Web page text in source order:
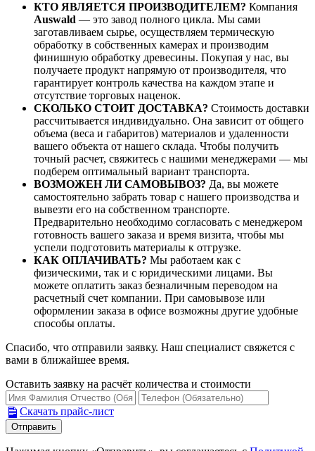
КТО ЯВЛЯЕТСЯ ПРОИЗВОДИТЕЛЕМ? Компания
Auswald — это завод полного цикла. Мы сами
заготавливаем сырье, осуществляем термическую
обработку в собственных камерах и производим
финишную обработку древесины. Покупая у нас, вы
получаете продукт напрямую от производителя, что
гарантирует контроль качества на каждом этапе и
отсутствие торговых наценок.
СКОЛЬКО СТОИТ ДОСТАВКА? Стоимость доставки
рассчитывается индивидуально. Она зависит от общего
объема (веса и габаритов) материалов и удаленности
вашего объекта от нашего склада. Чтобы получить
точный расчет, свяжитесь с нашими менеджерами — мы
подберем оптимальный вариант транспорта.
ВОЗМОЖЕН ЛИ САМОВЫВОЗ? Да, вы можете
самостоятельно забрать товар с нашего производства и
вывезти его на собственном транспорте.
Предварительно необходимо согласовать с менеджером
готовность вашего заказа и время визита, чтобы мы
успели подготовить материалы к отгрузке.
КАК ОПЛАЧИВАТЬ? Мы работаем как с
физическими, так и с юридическими лицами. Вы
можете оплатить заказ безналичным переводом на
расчетный счет компании. При самовывозе или
оформлении заказа в офисе возможны другие удобные
способы оплаты.
Спасибо, что отправили заявку. Наш специалист свяжется с
вами в ближайшее время.
Оставить заявку на расчёт количества и стоимости
Скачать прайс-лист